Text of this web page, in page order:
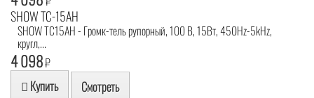
SHOW TC-15AH
SHOW TC15AH - Громк-тель рупорный, 100 В, 15Вт, 450Hz-5kHz,
кругл,...
4 098₽
Купить Смотреть